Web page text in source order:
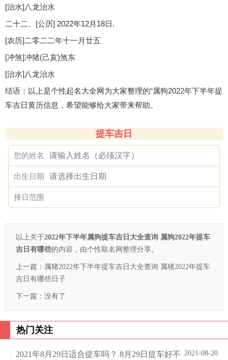
[治水]八龙治水
二十二、[公历] 2022年12月18日.
[农历]二零二二年十一月廿五
[冲煞]冲猪(己亥)煞东
[治水]八龙治水
结语：以上是个性起名大全网为大家整理的“属狗2022年下半年提
车吉日黄历信息，希望能够给大家带来帮助。
提车吉日
您的姓名
出生日期
择日范围
以上关于2022年下半年属狗提车吉日大全查询 属狗2022年提车
吉日有哪些的内容，由个性取名网整理分享。
上一篇： 属猪2022年下半年提车吉日大全查询 属猪2022年提车
吉日有哪些日子
下一篇：没有了
热门关注
2021-08-20
2021年8月29日适合提车吗？ 8月29日提车好不